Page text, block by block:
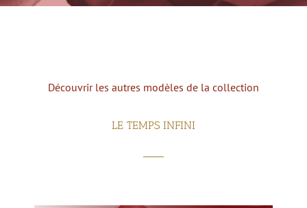
Découvrir les autres modèles de la collection
LE TEMPS INFINI